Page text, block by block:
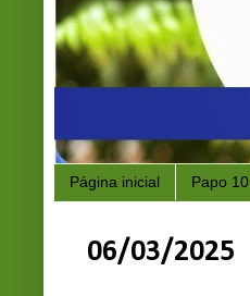
Página inicial Papo 10
06/03/2025